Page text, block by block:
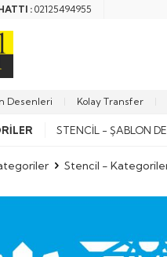
: 02125494955
Desenleri Kolay Transfer
STENCIL - ŞABLON
Stencil -